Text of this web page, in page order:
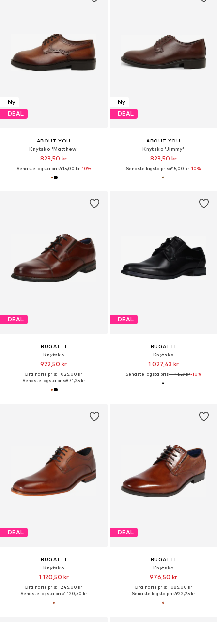
Ny
DEAL
ABOUT YOU
Knytsko 'Matthew'
823,50 kr
Senaste lägsta pris:915,00 kr-10%
Ny
DEAL
ABOUT YOU
Knytsko 'Jimmy'
823,50 kr
Senaste lägsta pris:915,00 kr-10%
DEAL
BUGATTI
Knytsko
922,50 kr
Ordinarie pris: 1 025,00 kr
Senaste lägsta pris:871,25 kr
DEAL
BUGATTI
Knytsko
1 027,43 kr
Senaste lägsta pris:1 141,59 kr-10%
DEAL
BUGATTI
Knytsko
1 120,50 kr
Ordinarie pris: 1 245,00 kr
Senaste lägsta pris:1 120,50 kr
DEAL
BUGATTI
Knytsko
976,50 kr
Ordinarie pris: 1 085,00 kr
Senaste lägsta pris:922,25 kr